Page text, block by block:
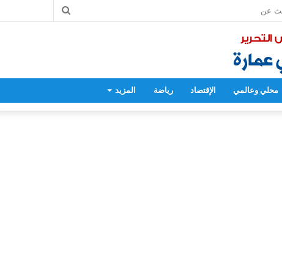
بحث
محلي وعالمي الإقتصاد رياضة المزيد